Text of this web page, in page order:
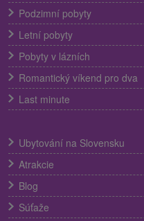
Podzimní pobyty
Letní pobyty
Pobyty v lázních
Romantický víkend pro dva
Last minute
Ubytování na Slovensku
Atrakcie
Blog
Súťaže